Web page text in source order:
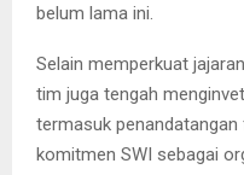
belum lama ini.
Selain memperkuat
tim juga tengah
termasuk
komitmen SWI sebagai